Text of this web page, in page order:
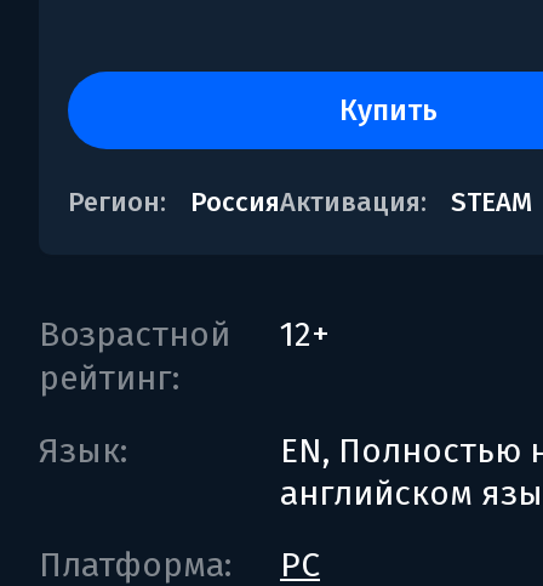
купить
Регион: РоссияАктивация: STEAM
Возрастной
рейтинг:
12+
Язык:
EN, Полностью
английском
Платформа:
PC